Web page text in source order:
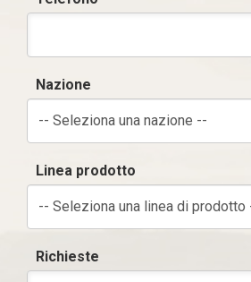
Nazione
-- Seleziona una nazione --
Linea prodotto
-- Seleziona una linea di prodotto
Richieste